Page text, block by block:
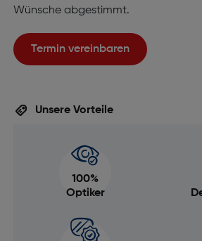
Wünsche abgestimmt.
Termin vereinbaren
Unsere Vorteile
100%
Optiker